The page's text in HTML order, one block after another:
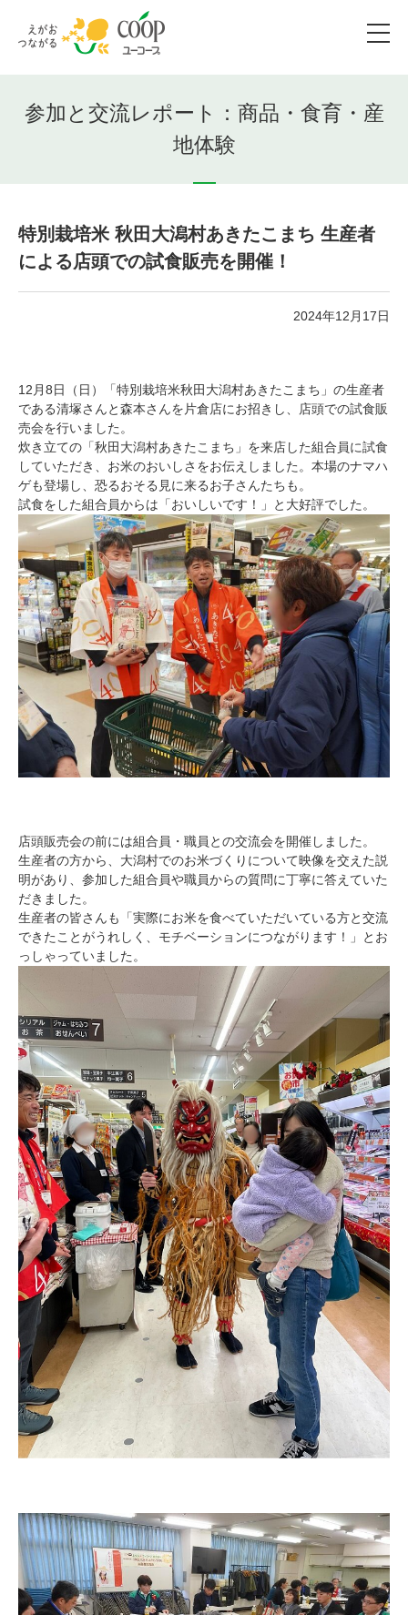
参加と交流レポート：商品・食育・産
地体験
特別栽培米 秋田大潟村あきたこまち 生産者
による店頭での試食販売を開催！
2024年12月17日
12月8日（日）「特別栽培米秋田大潟村あきたこまち」の生産者
である清塚さんと森本さんを片倉店にお招きし、店頭での試食販
売会を行いました。
炊き立ての「秋田大潟村あきたこまち」を来店した組合員に試食
していただき、お米のおいしさをお伝えしました。本場のナマハ
ゲも登場し、恐るおそる見に来るお子さんたちも。
試食をした組合員からは「おいしいです！」と大好評でした。
店頭販売会の前には組合員・職員との交流会を開催しました。
生産者の方から、大潟村でのお米づくりについて映像を交えた説
明があり、参加した組合員や職員からの質問に丁寧に答えていた
だきました。
生産者の皆さんも「実際にお米を食べていただいている方と交流
できたことがうれしく、モチベーションにつながります！」とお
っしゃっていました。